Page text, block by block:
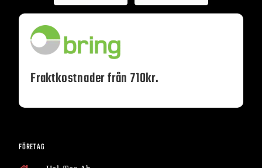
Fraktkostnader från 710kr.
FÖRETAG